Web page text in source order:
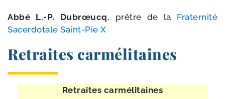
Abbé L.-P. Dubrœucq, prêtre de la Fraternité
Sacerdotale Saint-​Pie X
Retraites carmélitaines
Retraites car­mé­li­taines